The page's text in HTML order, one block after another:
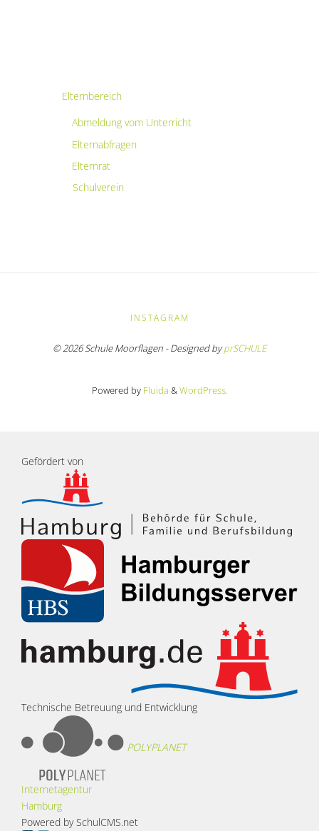
Elternbereich
Abmeldung vom Unterricht
Elternabfragen
Elternrat
Schulverein
INSTAGRAM
© 2026 Schule Moorflagen - Designed byprSCHULE
Powered byFluida &WordPress.
Gefördert von
Technische Betreuung und Entwicklung
POLYPLANET
Internetagentur
Hamburg
Powered by SchulCMS.net